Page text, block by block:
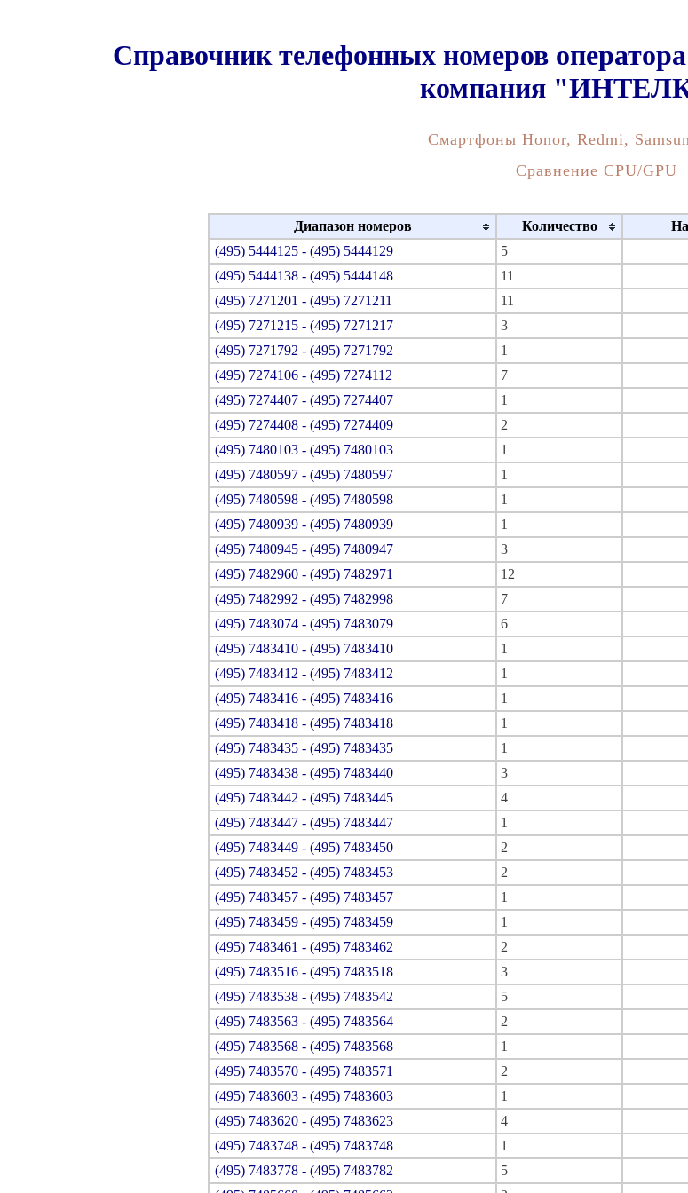
Справочник телефонных номеров
компания
Смартфоны Honor, Redmi,
Сравнение CPU/GPU
Диапазон номеров Количество
(495) 5444125 - (495) 5444129
5
(495) 5444138 - (495) 5444148
11
(495) 7271201 - (495) 7271211
11
(495) 7271215 - (495) 7271217
3
(495) 7271792 - (495) 7271792
1
(495) 7274106 - (495) 7274112
7
(495) 7274407 - (495) 7274407
1
(495) 7274408 - (495) 7274409
2
(495) 7480103 - (495) 7480103
1
(495) 7480597 - (495) 7480597
1
(495) 7480598 - (495) 7480598
1
(495) 7480939 - (495) 7480939
1
(495) 7480945 - (495) 7480947
3
(495) 7482960 - (495) 7482971
12
(495) 7482992 - (495) 7482998
7
(495) 7483074 - (495) 7483079
6
(495) 7483410 - (495) 7483410
1
(495) 7483412 - (495) 7483412
1
(495) 7483416 - (495) 7483416
1
(495) 7483418 - (495) 7483418
1
(495) 7483435 - (495) 7483435
1
(495) 7483438 - (495) 7483440
3
(495) 7483442 - (495) 7483445
4
(495) 7483447 - (495) 7483447
1
(495) 7483449 - (495) 7483450
2
(495) 7483452 - (495) 7483453
2
(495) 7483457 - (495) 7483457
1
(495) 7483459 - (495) 7483459
1
(495) 7483461 - (495) 7483462
2
(495) 7483516 - (495) 7483518
3
(495) 7483538 - (495) 7483542
5
(495) 7483563 - (495) 7483564
2
(495) 7483568 - (495) 7483568
1
(495) 7483570 - (495) 7483571
2
(495) 7483603 - (495) 7483603
1
(495) 7483620 - (495) 7483623
4
(495) 7483748 - (495) 7483748
1
(495) 7483778 - (495) 7483782
5